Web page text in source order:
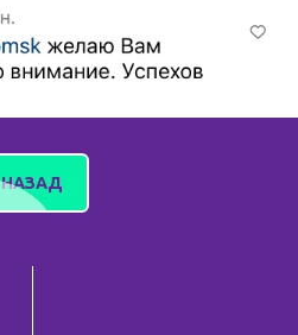
НАЗАД